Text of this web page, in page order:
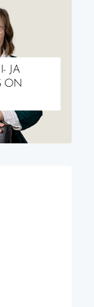
JA
ON